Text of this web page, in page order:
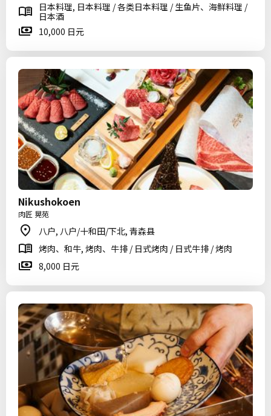
日本料理, 日本料理 / 各类日本料理 / 生鱼片、海鲜料理 /
日本酒
10,000 日元
Nikushokoen
肉匠 晃苑
八户, 八户/十和田/下北, 青森县
烤肉、和牛, 烤肉、牛排 / 日式烤肉 / 日式牛排 / 烤肉
8,000 日元